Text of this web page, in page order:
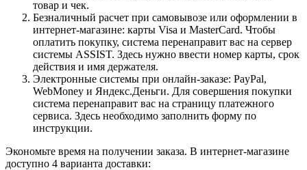
товар и чек.
Безналичный расчет при самовывозе или оформлении в
интернет-магазине: карты Visa и MasterCard. Чтобы
оплатить покупку, система перенаправит вас на сервер
системы ASSIST. Здесь нужно ввести номер карты, срок
действия и имя держателя.
Электронные системы при онлайн-заказе: PayPal,
WebMoney и Яндекс.Деньги. Для совершения покупки
система перенаправит вас на страницу платежного
сервиса. Здесь необходимо заполнить форму по
инструкции.
Экономьте время на получении заказа. В интернет-магазине
доступно 4 варианта доставки: